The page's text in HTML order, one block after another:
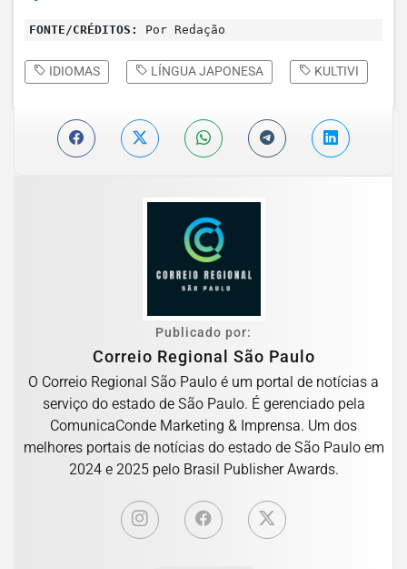
FONTE/CRÉDITOS: Por Redação
IDIOMAS LÍNGUA JAPONESA KULTIVI
Publicado por:
Correio Regional São Paulo
O Correio Regional São Paulo é um portal de notícias a
serviço do estado de São Paulo. É gerenciado pela
ComunicaConde Marketing & Imprensa. Um dos
melhores portais de notícias do estado de São Paulo em
2024 e 2025 pelo Brasil Publisher Awards.